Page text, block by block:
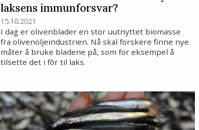
laksens immunforsvar?
15.10.2021
I dag er olivenblader en stor uutnyttet biomasse
fra olivenoljeindustrien. Nå skal forskere finne nye
måter å bruke bladene på, som for eksempel å
tilsette det i fôr til laks.